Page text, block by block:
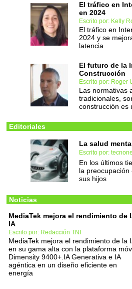
El tráfico en
en 2024
Escrito por: Kelly
El tráfico en
2024 y se
latencia
El futuro de la
Construcción
Escrito por: Roger
Las normativas
tradicionales,
construcción es
Editoriales
La salud
Escrito por:
En los últimos
la
sus hijos
Noticias
MediaTek mejora el rendimiento de
IA
Escrito por: Redacción TNI
MediaTek mejora el rendimiento de la
en su gama alta con la plataforma
Dimensity 9400+.IA Generativa e IA
agéntica en un diseño eficiente en
energía